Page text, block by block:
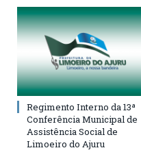
Regimento Interno da 13ª
Conferência Municipal de
Assistência Social de
Limoeiro do Ajuru